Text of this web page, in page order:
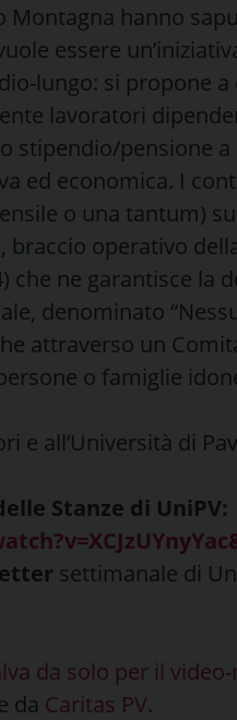
Montagna hanno
essere
lungo: si propone
lavoratori
stipendio/pensione
ed economica. I
o una tantum)
braccio operativo
che ne garantisce la
denominato
attraverso un
o famiglie
e all’Università di
Stanze di UniPV:
settimanale di
da solo per il video-
da Caritas PV.